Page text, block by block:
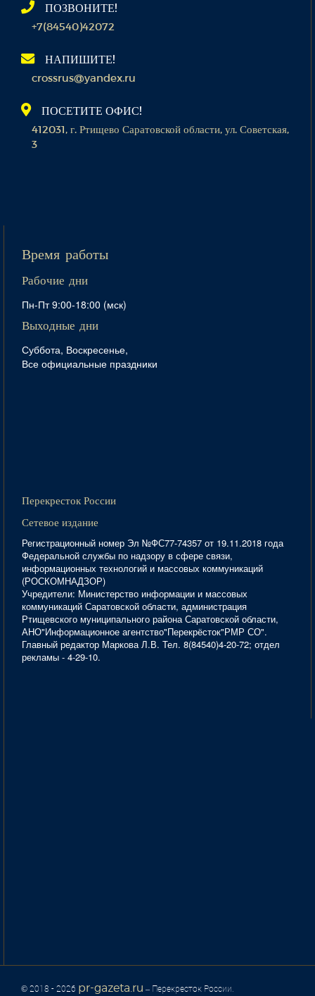
ПОЗВОНИТЕ!
+7(84540)42072
НАПИШИТЕ!
crossrus@yandex.ru
ПОСЕТИТЕ ОФИС!
412031, г. Ртищево Саратовской области, ул. Советская,
3
Время работы
Рабочие дни
Пн-Пт 9:00-18:00 (мск)
Выходные дни
Суббота, Воскресенье,
Все официальные праздники
Перекресток России
Сетевое издание
Регистрационный номер Эл №ФС77-74357 от 19.11.2018 года
Федеральной службы по надзору в сфере связи,
информационных технологий и массовых коммуникаций
(РОСКОМНАДЗОР)
Учредители: Министерство информации и массовых
коммуникаций Саратовской области, администрация
Ртищевского муниципального района Саратовской области,
АНО"Информационное агентство"Перекрёсток"РМР СО".
Главный редактор Маркова Л.В. Тел. 8(84540)4-20-72; отдел
рекламы - 4-29-10.
© 2018 - 2026 pr-gazeta.ru – Перекресток России.